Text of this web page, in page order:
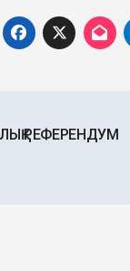
РЕФЕРЕНДУМ